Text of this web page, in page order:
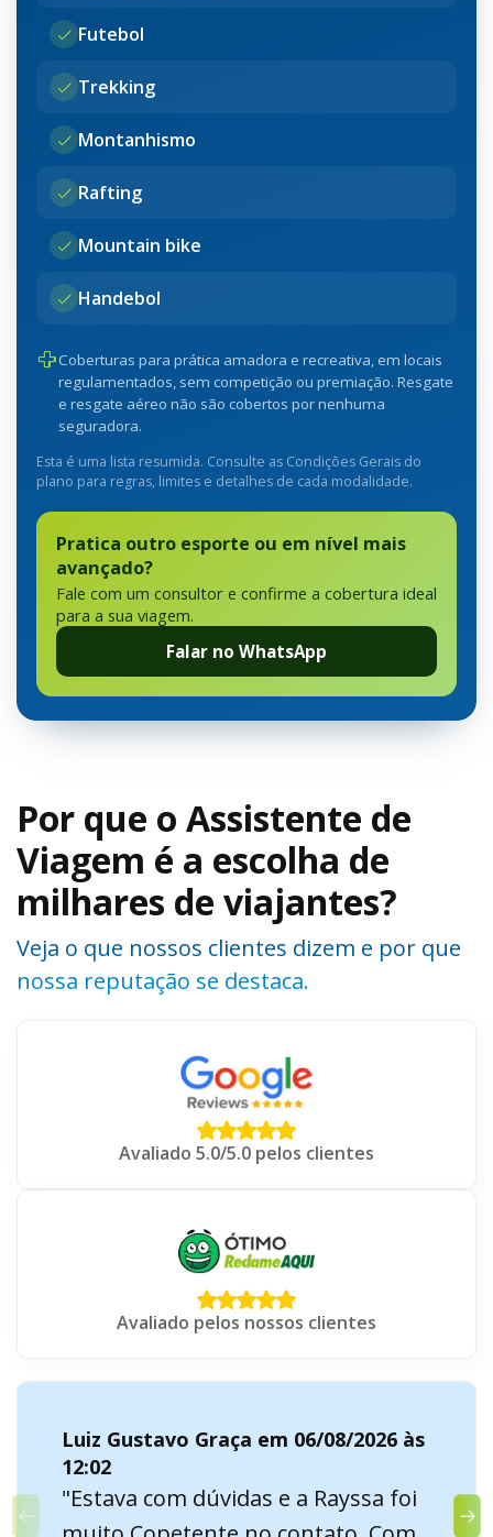
Futebol
Trekking
Montanhismo
Rafting
Mountain bike
Handebol
Coberturas para prática amadora e recreativa, em locais
regulamentados, sem competição ou premiação. Resgate
e resgate aéreo não são cobertos por nenhuma
seguradora.
Esta é uma lista resumida. Consulte as Condições Gerais do
plano para regras, limites e detalhes de cada modalidade.
Pratica outro esporte ou em nível mais
avançado?
Fale com um consultor e confirme a cobertura ideal
para a sua viagem.
Falar no WhatsApp
Por que o Assistente de
Viagem é a escolha de
milhares de viajantes?
Veja o que nossos clientes dizem e por que
nossa reputação se destaca.
Avaliado 5.0/5.0 pelos clientes
Avaliado pelos nossos clientes
Luiz Gustavo Graça em 06/08/2026 às
12:02
"Estava com dúvidas e a Rayssa foi